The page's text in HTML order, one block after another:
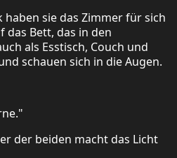
haben sie das Zimmer für sich
das Bett, das in den
als Esstisch, Couch und
schauen sich in die Augen.
der beiden macht das Licht